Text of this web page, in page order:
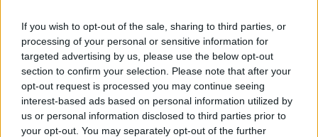
If you wish to opt-out of the sale, sharing to third parties, or
processing of your personal or sensitive information for
targeted advertising by us, please use the below opt-out
section to confirm your selection. Please note that after your
opt-out request is processed you may continue seeing
interest-based ads based on personal information utilized by
us or personal information disclosed to third parties prior to
your opt-out. You may separately opt-out of the further
Asesor y Consultor
Aparte de los conocimientos previos que tienen
matemáticos,
con una simple formación en áreas
contable, financiera, fiscal y laboral para el